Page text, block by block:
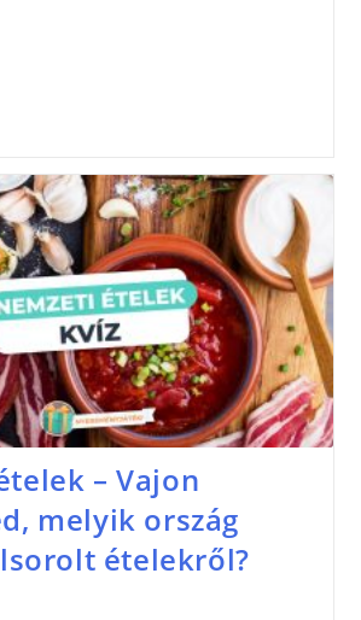
– Vajon
melyik ország
ételekről?